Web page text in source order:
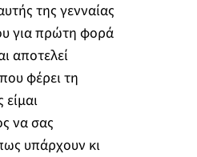
της γενναίας
για πρώτη φορά
αποτελεί
φέρει τη
να σας
υπάρχουν κι